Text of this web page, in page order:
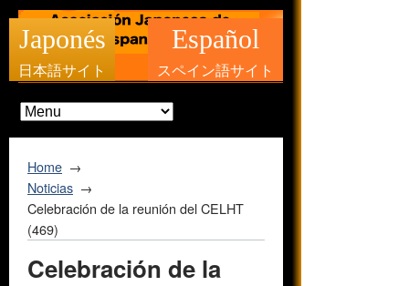
Japonés
日本語サイト
Español
スペイン語サイト
Home
Noticias
Celebración de la reunión del CELHT
(469)
Celebración de la